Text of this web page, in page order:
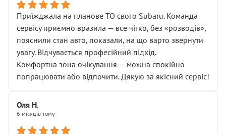
Приїжджала на планове ТО свого Subaru. Команда
сервісу приємно вразила — все чітко, без «розводів»,
пояснили стан авто, показали, на що варто звернути
увагу. Відчувається професійний підхід.
Комфортна зона очікування — можна спокійно
попрацювати або відпочити. Дякую за якісний сервіс!
Оля Н.
6 місяців тому